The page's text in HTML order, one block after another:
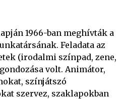
1966-ban meghívták a
Feladata az
(irodalmi színpad, zene,
volt. Animátor,
színjátszó
szervez, szaklapokban